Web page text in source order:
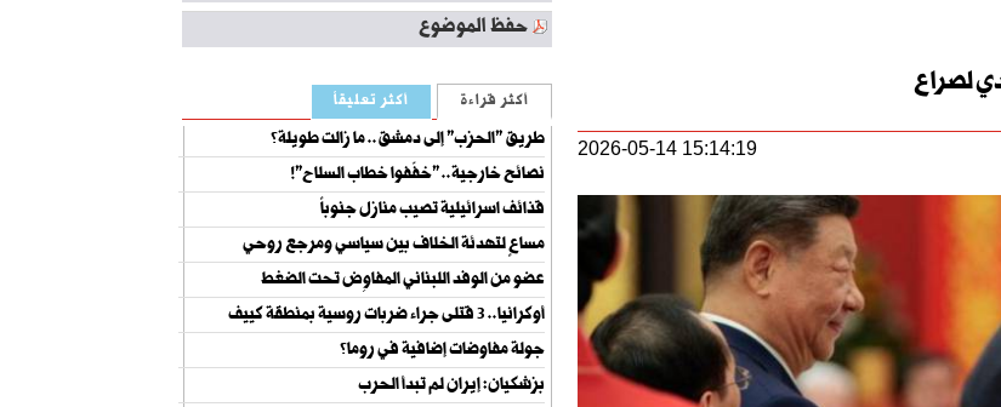
لصراع
2026-05-14 15:14:19
حفظ الموضوع
أكثر قراءة أكثر تعليقاً
طريق "الحزب" إلى دمشق.. ما زالت طويلة؟
نصائح خارجية.. "خفّفوا خطاب السلاح"!
قذائف اسرائيلية تصيب منازل جنوباً
مساعٍ لتهدئة الخلاف بين سياسي ومرجع روحي
عضو من الوفد اللبناني المفاوِض تحت الضغط
أوكرانيا.. 3 قتلى جراء ضربات روسية بمنطقة كييف
جولة مفاوضات إضافية في روما؟
بزشكيان: إيران لم تبدأ الحرب